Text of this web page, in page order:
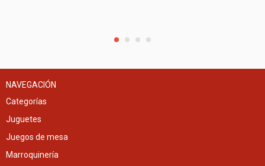
NAVEGACIÓN
Categorías
Juguetes
Juegos de mesa
Marroquinería